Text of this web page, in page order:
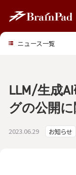
2023.06.29 お知らせ
LLM/生成
グの公開
ニュース一覧